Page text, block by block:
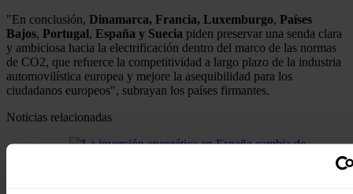
"En conclusión, Dinamarca, Francia, Luxemburgo, Países
Bajos, Portugal, España y Suecia piden preservar una senda clara
y ambiciosa hacia la electrificación dentro del marco de las normas
de CO2, que refuerce la competitividad a largo plazo de la industria
automovilística europea y mejore la asequibilidad para los
ciudadanos europeos", subrayan los países firmantes.
Noticias relacionadas